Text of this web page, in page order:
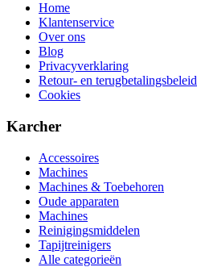
Home
Klantenservice
Over ons
Blog
Privacyverklaring
Retour- en terugbetalingsbeleid
Cookies
Karcher
Accessoires
Machines
Machines & Toebehoren
Oude apparaten
Machines
Reinigingsmiddelen
Tapijtreinigers
Alle categorieën